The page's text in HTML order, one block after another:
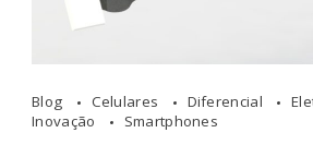
Blog Celulares Diferencial
Inovação
Smartphones